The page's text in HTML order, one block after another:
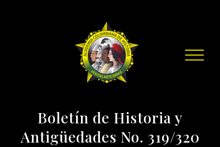
Boletín de Historia y
Antigüedades No. 319/320